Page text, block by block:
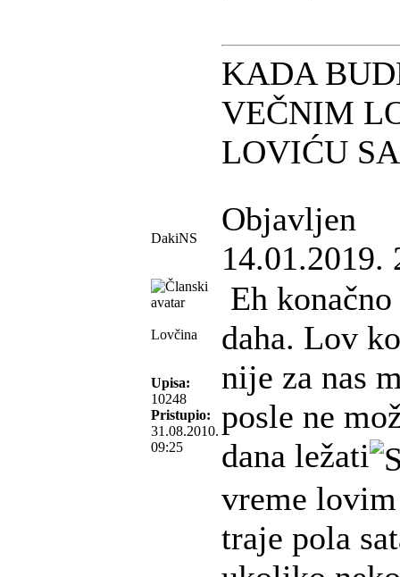
KADA
VEČNIM
LOVIĆU
DakiNS
Objavljen
14.01.2019.
Lovčina
Upisa:
10248
Pristupio:
31.08.2010.
09:25
Eh
daha. Lov
nije za nas
posle ne
dana ležati
vreme
traje pola